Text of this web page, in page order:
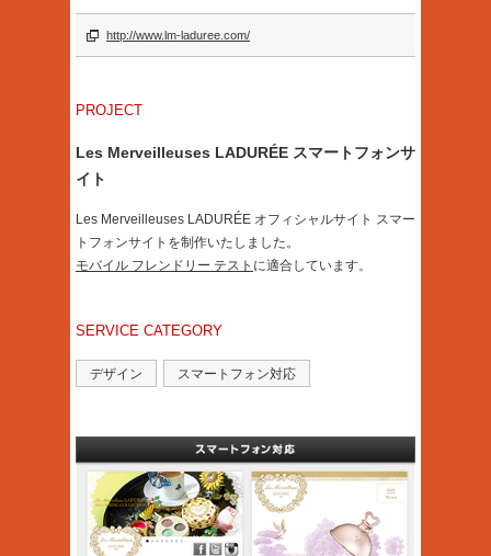
http://www.lm-laduree.com/
PROJECT
Les Merveilleuses LADURÉE スマートフォンサ
イト
Les Merveilleuses LADURÉE オフィシャルサイト スマー
トフォンサイトを制作いたしました。
モバイル フレンドリー テスト に適合しています。
SERVICE CATEGORY
デザイン スマートフォン対応